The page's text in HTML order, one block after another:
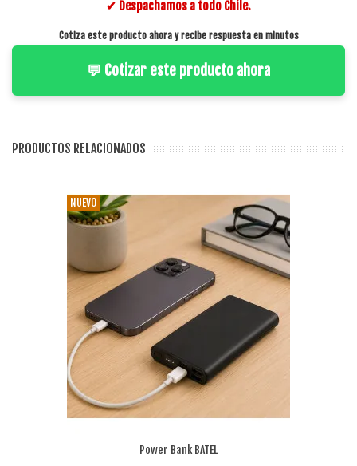
✔ Despachamos a todo Chile.
Cotiza este producto ahora y recibe respuesta en minutos
💬 Cotizar este producto ahora
PRODUCTOS RELACIONADOS
NUEVO
Power Bank BATEL